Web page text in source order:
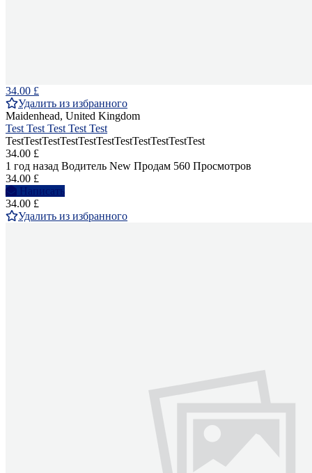
34.00 £
Удалить из избранного
Maidenhead, United Kingdom
Test Test Test Test Test
TestTestTestTestTestTestTestTestTestTestTest
34.00 £
1 год назад Водитель New Продам 560 Просмотров
34.00 £
Написать
34.00 £
Удалить из избранного